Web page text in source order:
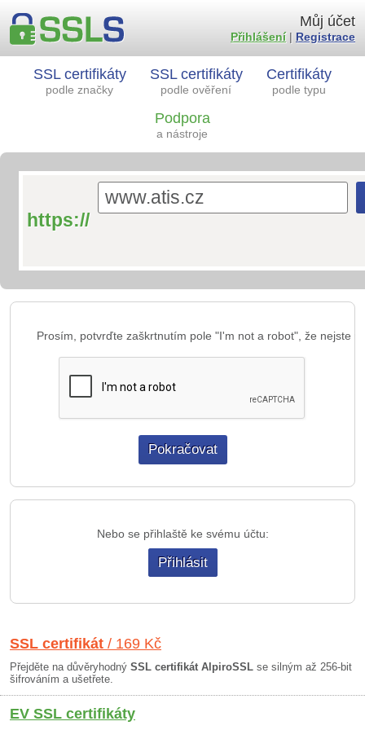
SSL certifikáty
podle značky
SSL certifikáty
podle ověření
Certifikáty
podle typu
Podpora
a nástroje
Můj účet
Přihlášení| Registrace
https://
Prosím, potvrďte zaškrtnutím pole "I'm not a robot", že nejste
Nebo se přihlaště ke svému účtu:
Přihlásit
SSL certifikát / 169 Kč
Přejděte na důvěryhodný SSL certifikát AlpiroSSL se silným až 256-bit
šifrováním a ušetřete.
EV SSL certifikáty